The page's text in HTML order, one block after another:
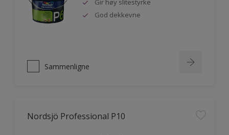
Gir høy slitestyrke
God dekkevne
Sammenligne
Nordsjö Professional P10